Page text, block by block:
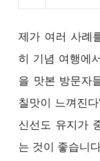
제가 여러 사례
히 기념 여행에
을 맛본 방문자
칠맛이 느껴진
신선도 유지가
는 것이 좋습니